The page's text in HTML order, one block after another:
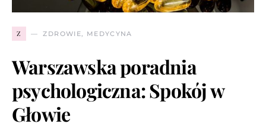
Z ZDROWIE, MEDYCYNA
Warszawska poradnia
psychologiczna: Spokój w
Głowie